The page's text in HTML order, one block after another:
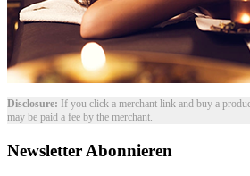
Disclosure: If you click a merchant link and buy a
may be paid a fee by the merchant.
Newsletter Abonnieren